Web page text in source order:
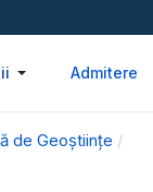
Admitere
de Geoștiințe